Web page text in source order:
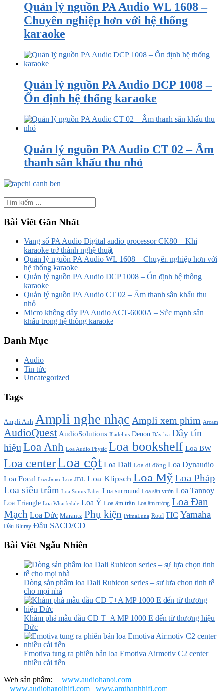
Quản lý nguồn PA Audio WL 1608 –
Chuyên nghiệp hơn với hệ thống
karaoke
Quản lý nguồn PA Audio DCP 1008 –
Ổn định hệ thống karaoke
Quản lý nguồn PA Audio CT 02 – Âm
thanh sân khấu thu nhỏ
Bài Viết Gần Nhất
Vang số PA Audio Digital audio processor CK80 – Khi
karaoke trở thành nghệ thuật
Quản lý nguồn PA Audio WL 1608 – Chuyên nghiệp hơn với
hệ thống karaoke
Quản lý nguồn PA Audio DCP 1008 – Ổn định hệ thống
karaoke
Quản lý nguồn PA Audio CT 02 – Âm thanh sân khấu thu
nhỏ
Micro không dây PA Audio ACT-6000A – Sức mạnh sân
khấu trong hệ thống karaoke
Danh Mục
Audio
Tin tức
Uncategorized
Tags
Ampli Anh Ampli nghe nhạc Ampli xem phim Arcam
AudioQuest AudioSolutions Bladelius Denon Dây loa Dây tín
hiệu Loa Anh Loa Audio Physic Loa bookshelf Loa BW
Loa centerLoa cột Loa Dali Loa di động Loa Dynaudio
Loa Focal Loa Jamo Loa JBL Loa Klipsch Loa MỹLoa Pháp
Loa siêu trầm Loa Sonus Faber Loa surround Loa sân vườn Loa Tannoy
Loa Triangle Loa Wharfedale Loa Ý Loa âm trần Loa âm tường Loa Đan
Mạch Loa Đức Marantz Phụ kiện PrimaLuna Rotel TIC Yamaha
Đầu Bluray Đầu SACD/CD
Bài Viết Ngẫu Nhiên
Dòng sản phẩm loa Dali Rubicon series – sự lựa chọn tinh tế
cho mọi nhà
Khám phá mẫu đầu CD T+A MP 1000 E đến từ thương hiệu
Đức
Emotiva tung ra phiên bản loa Emotiva Airmotiv C2 center
nhiều cải tiến
Web sản phẩm: www.audiohanoi.com
www.audiohanoihifi.com
www.amthanhhifi.com